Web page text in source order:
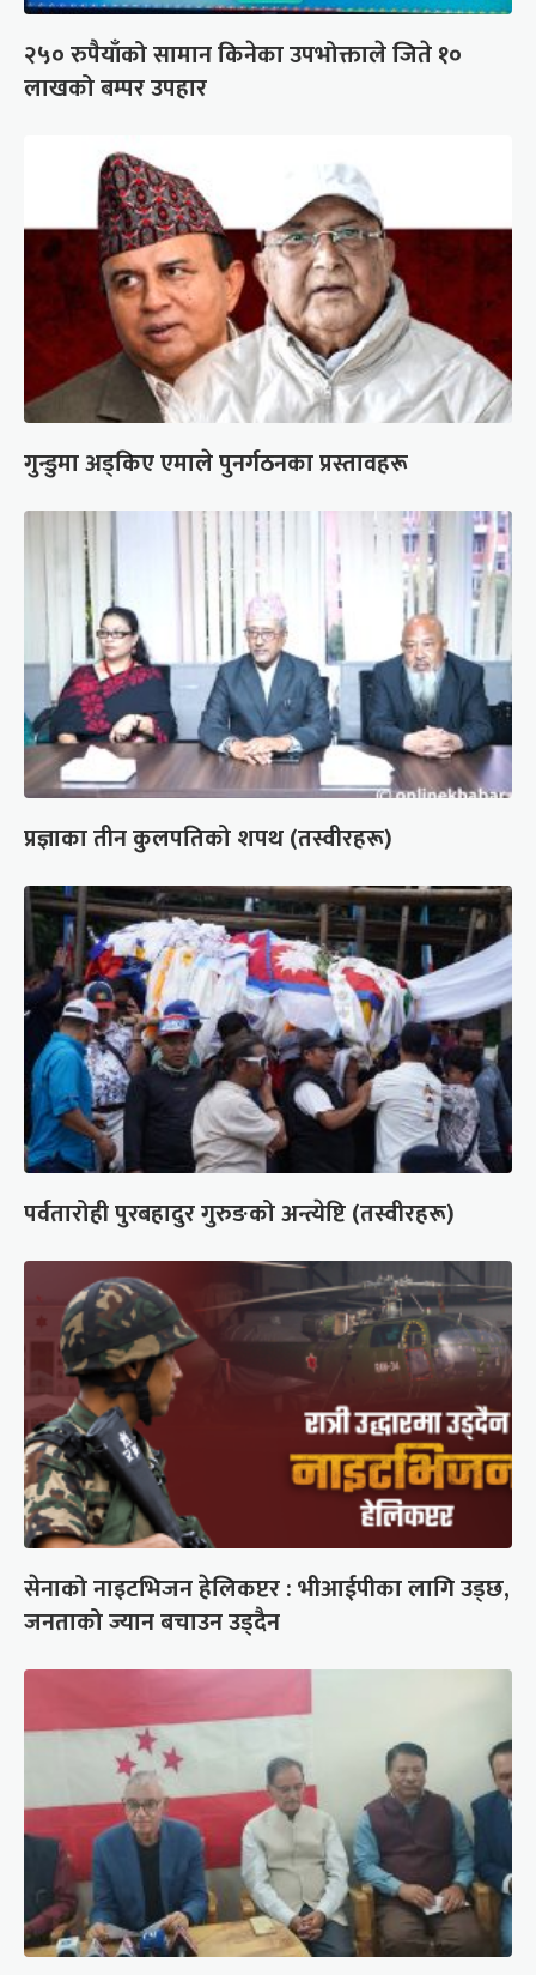
२५० रुपैयाँको सामान किनेका उपभोक्ताले जिते १०
लाखको बम्पर उपहार
गुन्डुमा अड्किए एमाले पुनर्गठनका प्रस्तावहरू
प्रज्ञाका तीन कुलपतिको शपथ (तस्वीरहरू)
पर्वतारोही पुरबहादुर गुरुङको अन्त्येष्टि (तस्वीरहरू)
सेनाको नाइटभिजन हेलिकप्टर : भीआईपीका लागि उड्छ,
जनताको ज्यान बचाउन उड्दैन